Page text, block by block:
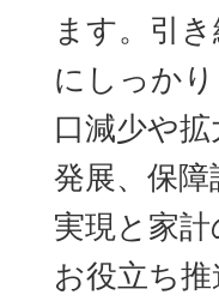
ます。引
にしっか
口減少や
発展、 保障
実現と家
お役立ち